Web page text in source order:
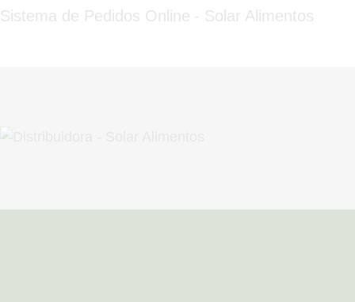
Sistema de Pedidos Online - Solar Alimentos
HOME